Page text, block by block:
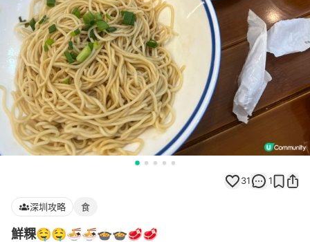
31 1
深圳攻略 食
鮮粿🤤🤤🍜🍜🍲🍲🥩🥩